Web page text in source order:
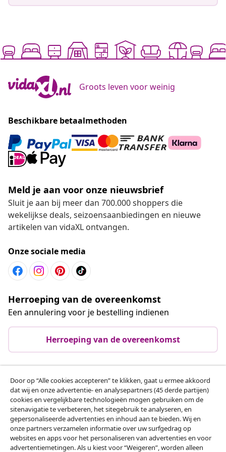
Groots leven voor weinig
Beschikbare betaalmethoden
Meld je aan voor onze nieuwsbrief
Sluit je aan bij meer dan 700.000 shoppers die
wekelijkse deals, seizoensaanbiedingen en nieuwe
artikelen van vidaXL ontvangen.
Onze sociale media
Herroeping van de overeenkomst
Een annulering voor je bestelling indienen
Herroeping van de overeenkomst
Klantenservice
Zakelijk
vidaXL
Door op “Alle cookies accepteren” te klikken, gaat u ermee akkoord
dat wij en onze advertentie- en analysepartners (45 derde partijen)
cookies en vergelijkbare technologieën mogen gebruiken om de
sitenavigatie te verbeteren, het sitegebruik te analyseren, en
gepersonaliseerde advertenties en inhoud aan te bieden. Wij en
onze partners verzamelen informatie over uw surfgedrag op
websites en apps voor het personaliseren van advertenties en voor
advertentiemetingen. Als u kiest voor “Weigeren”, worden alleen